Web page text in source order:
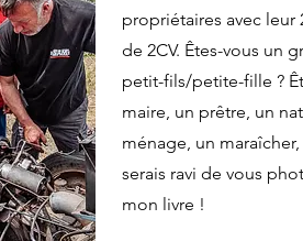
propriétaires avec leur
de 2CV. Êtes-vous un
petit-fils/petite-fille ?
maire, un prêtre, un
ménage, un
serais ravi de vous
mon livre !